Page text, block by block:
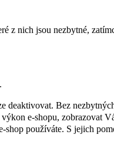
z nich jsou nezbytné,
deaktivovat. Bez
e-shopu, zobrazovat
používáte. S jejich